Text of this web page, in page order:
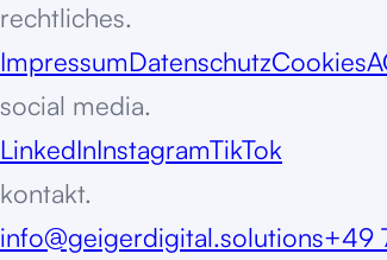
rechtliches.
ImpressumDatenschutzCookies
social media.
LinkedInInstagramTikTok
kontakt.
info@geigerdigital.solutions+49